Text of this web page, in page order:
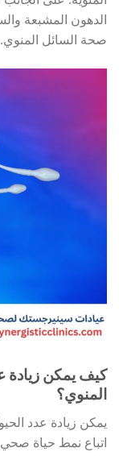
الدهون المشبعة
صحة السائل المنوي.
كيف يمكن زيادة
المنوي؟
يمكن زيادة عدد
اتباع نمط حياة